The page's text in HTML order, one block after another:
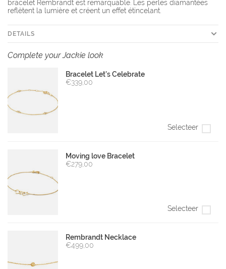
bracelet Rembrandt est remarquable. Les perles diamantées
reflètent la lumière et créent un effet étincelant.
DETAILS
Complete your Jackie look
Bracelet Let's Celebrate
€339,00
Selecteer
Moving love Bracelet
€279,00
Selecteer
Rembrandt Necklace
€499,00